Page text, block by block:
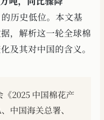
历史低位。本文基
，解析这一轮全球棉
及其对中国的含义。
中国海关总署、